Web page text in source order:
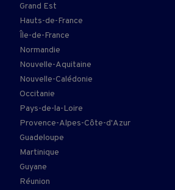
Grand Est
Hauts-de-France
Île-de-France
Normandie
Nouvelle-Aquitaine
Nouvelle-Calédonie
Occitanie
Pays-de-la-Loire
Provence-Alpes-Côte-d'Azur
Guadeloupe
Martinique
Guyane
Réunion